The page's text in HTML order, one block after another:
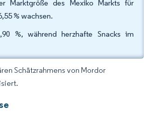
Marktgröße des Mexiko Markts für
% wachsen.
%, während herzhafte Snacks im
Schätzrahmens von Mordor